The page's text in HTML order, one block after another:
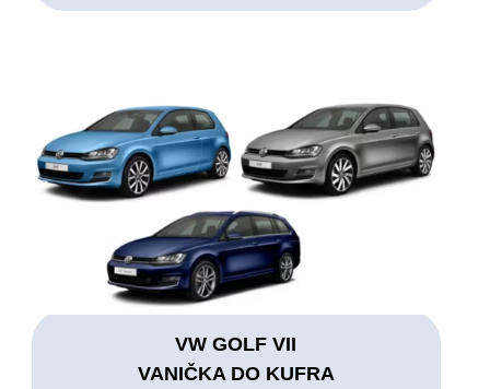
VW GOLF VII
VANIČKA DO KUFRA